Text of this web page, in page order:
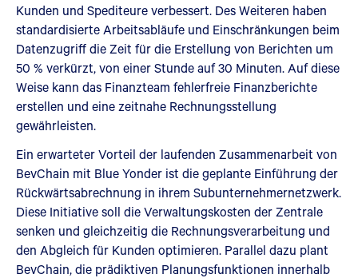
Kunden und Spediteure verbessert. Des Weiteren haben
standardisierte Arbeitsabläufe und Einschränkungen beim
Datenzugriff die Zeit für die Erstellung von Berichten um
50 % verkürzt, von einer Stunde auf 30 Minuten. Auf diese
Weise kann das Finanzteam fehlerfreie Finanzberichte
erstellen und eine zeitnahe Rechnungsstellung
gewährleisten.
Ein erwarteter Vorteil der laufenden Zusammenarbeit von
BevChain mit Blue Yonder ist die geplante Einführung der
Rückwärtsabrechnung in ihrem Subunternehmernetzwerk.
Diese Initiative soll die Verwaltungskosten der Zentrale
senken und gleichzeitig die Rechnungsverarbeitung und
den Abgleich für Kunden optimieren. Parallel dazu plant
BevChain, die prädiktiven Planungsfunktionen innerhalb